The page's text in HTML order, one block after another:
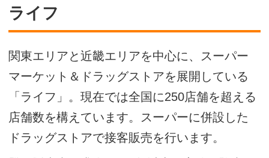
ライフ
関東エリアと近畿エリアを中心に、スーパー
マーケット＆ドラッグストアを展開している
「ライフ」。現在では全国に250店舗を超える
店舗数を構えています。スーパーに併設した
ドラッグストアで接客販売を行います。